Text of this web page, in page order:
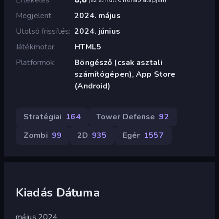
Megjelent
2024. május
Utolsó frissítés 2024. június
Játékmotor
HTML5
Platformok
Böngésző (csak asztali
számítógépen), App Store
(Android)
Stratégiai 164 Tower Defense 92
Zombi 99 2D 935 Egér 1557
Kiadás Dátuma
május 2024